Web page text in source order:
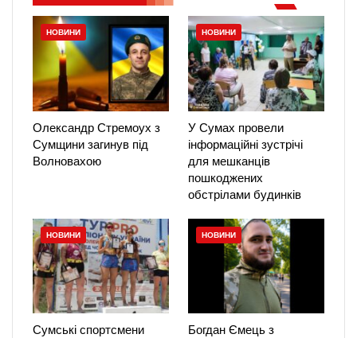
НОВИНИ
Олександр Стремоух з
Сумщини загинув під
Волновахою
НОВИНИ
У Сумах провели
інформаційні зустрічі
для мешканців
пошкоджених
обстрілами будинків
НОВИНИ
Сумські спортсмени
НОВИНИ
Богдан Ємець з